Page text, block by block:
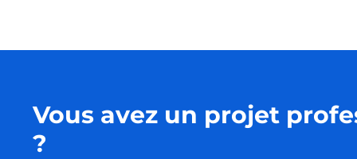
Vous avez un projet
?